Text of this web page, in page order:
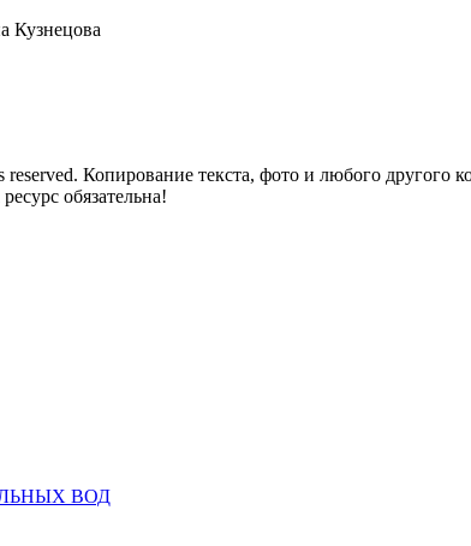
Кузнецова
Копирование текста, фото и любого другого
обязательна!
ВОД